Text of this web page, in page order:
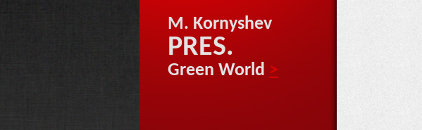
M. Kornyshev
PRES.
Green World >